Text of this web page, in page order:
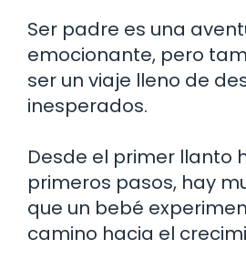
Ser padre es una
emocionante, pero
ser un viaje lleno de
inesperados.
Desde el primer llanto
primeros pasos, hay
que un bebé
camino hacia el